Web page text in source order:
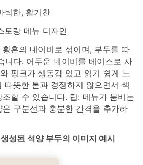
틱한, 활기찬
토랑 메뉴 디자인
혼의 네이비로 섞이며, 부두를 따
니다. 어두운 네이비를 베이스로 사
핑크가 생동감 있고 읽기 쉽게 느
따뜻한 톤과 경쟁하지 않으면서 섹
할 수 있습니다. 팁: 메뉴가 붐비는
은 구분선과 충분한 간격을 추가하
성된 석양 부두의 이미지 예시